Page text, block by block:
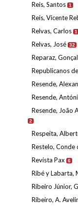
Reis, Santos 1
Reis, Vicente
Relvas, Carlos 1
Relvas, José 32
Reparaz,
Republicanos
Resende,
Resende,
Resende, João
2
Respeita,
Restelo, Conde
Revista Pax 6
Ribé y Labarta,
Ribeiro Júnior,
Ribeiro, A.